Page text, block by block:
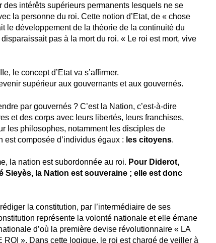
des intérêts supérieurs permanents lesquels ne se
la personne du roi. Cette notion d’Etat, de « chose
le développement de la théorie de la continuité du
pas à la mort du roi. « Le roi est mort, vive
le concept d’Etat va s’affirmer.
supérieur aux gouvernants et aux gouvernés.
par gouvernés ? C’est la Nation, c’est-à-dire
et des corps avec leurs libertés, leurs franchises,
les philosophes, notamment les disciples de
est composée d’individus égaux : les citoyens.
la nation est subordonnée au roi. Pour Diderot,
Sieyès, la Nation est souveraine ; elle est donc
la constitution, par l’intermédiaire de ses
représente la volonté nationale et elle émane
d’où la première devise révolutionnaire « LA
ROI ». Dans cette logique, le roi est chargé de veiller à